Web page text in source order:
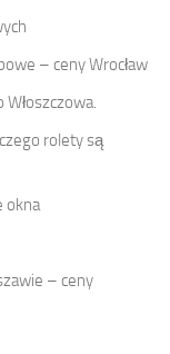
– ceny Wrocław
rolety są
okna
– ceny